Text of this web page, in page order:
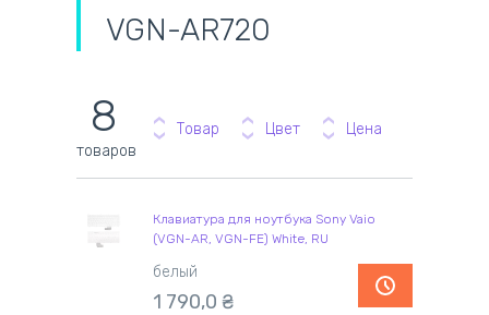
VGN-AR720
8
товаров
Товар Цвет Цена
Клавиатура для ноутбука Sony Vaio
(VGN-AR, VGN-FE) White, RU
белый
1 790,0 ₴